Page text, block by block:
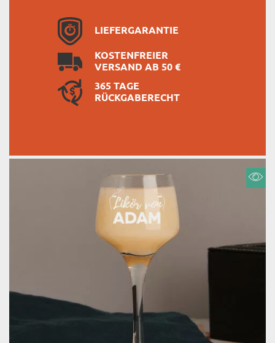
LIEFERGARANTIE
KOSTENFREIER
VERSAND AB 50 €
365 TAGE
RÜCKGABERECHT